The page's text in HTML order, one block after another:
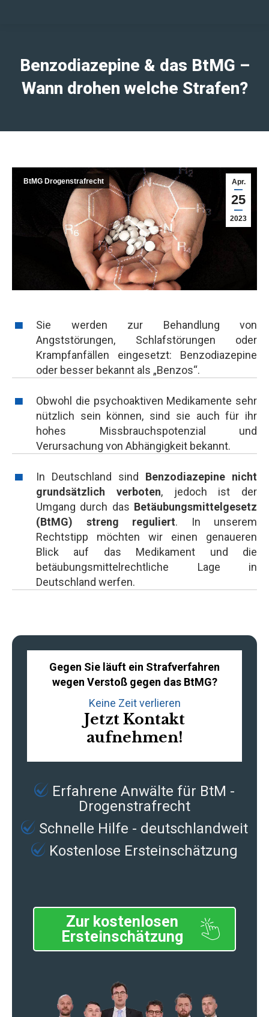
Benzodiazepine & das BtMG –
Wann drohen welche Strafen?
Apr.
25
2023
BtMG Drogenstrafrecht
Sie werden zur Behandlung von
Angststörungen, Schlafstörungen oder
Krampfanfällen eingesetzt: Benzodiazepine
oder besser bekannt als „Benzos“.
Obwohl die psychoaktiven Medikamente sehr
nützlich sein können, sind sie auch für ihr
hohes Missbrauchspotenzial und
Verursachung von Abhängigkeit bekannt.
In Deutschland sind Benzodiazepine nicht
grundsätzlich verboten, jedoch ist der
Umgang durch das Betäubungsmittelgesetz
(BtMG) streng reguliert. In unserem
Rechtstipp möchten wir einen genaueren
Blick auf das Medikament und die
betäubungsmittelrechtliche Lage in
Deutschland werfen.
Gegen Sie läuft ein Strafverfahren
wegen Verstoß gegen das BtMG?
Keine Zeit verlieren
Jetzt Kontakt
aufnehmen!
Erfahrene Anwälte für BtM -
Drogenstrafrecht
Schnelle Hilfe - deutschlandweit
Kostenlose Ersteinschätzung
Zur kostenlosen
Ersteinschätzung